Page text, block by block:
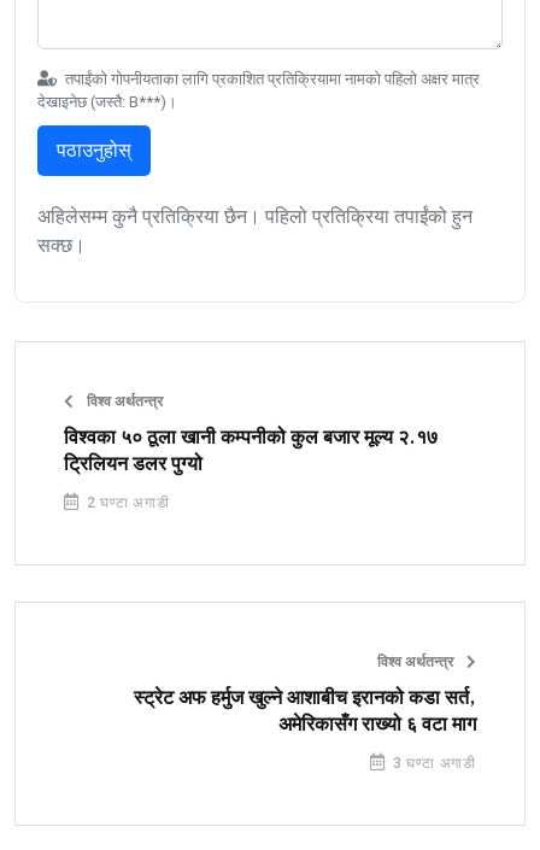
तपाईंको गोपनीयताका लागि प्रकाशित प्रतिक्रियामा नामको पहिलो अक्षर मात्र
देखाइनेछ (जस्तै: B***)।
पठाउनुहोस्
अहिलेसम्म कुनै प्रतिक्रिया छैन। पहिलो प्रतिक्रिया तपाईंको हुन
सक्छ।
विश्व अर्थतन्त्र
विश्वका ५० ठूला खानी कम्पनीको कुल बजार मूल्य २.१७
ट्रिलियन डलर पुग्यो
2 घण्टा अगाडी
विश्व अर्थतन्त्र
स्ट्रेट अफ हर्मुज खुल्ने आशाबीच इरानको कडा सर्त,
अमेरिकासँग राख्यो ६ वटा माग
3 घण्टा अगाडी